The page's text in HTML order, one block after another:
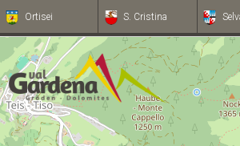
Ortisei S. Cristina